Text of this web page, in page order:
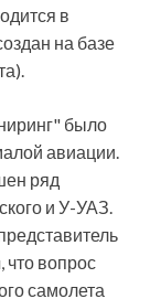
в
на базе
было
авиации.
ряд
и У-УАЗ.
что вопрос
самолета